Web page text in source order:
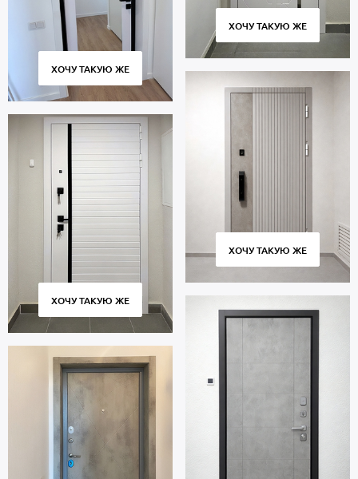
ХОЧУ ТАКУЮ ЖЕ
ХОЧУ ТАКУЮ ЖЕ
ХОЧУ ТАКУЮ ЖЕ
ХОЧУ ТАКУЮ ЖЕ